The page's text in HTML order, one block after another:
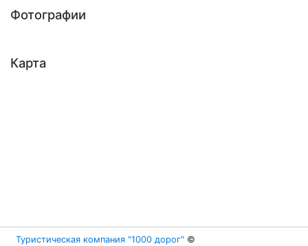
Фотографии
Карта
Туристическая компания "1000 дорог" ©